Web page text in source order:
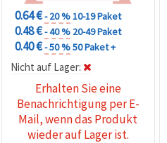
0.64 €- 20 %10-19 Paket
0.48 €- 40 % 20-49 Paket
0.40 €- 50 %50 Paket +
Nicht auf Lager:
Erhalten Sie eine
Benachrichtigung per E-
Mail, wenn das Produkt
wieder auf Lager ist.